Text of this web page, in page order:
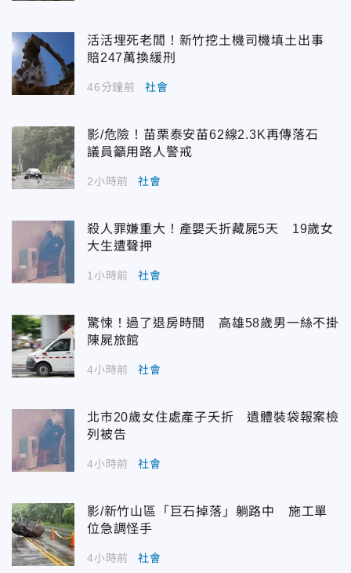
活活埋死老闆！新竹挖土機司機填土出事
賠247萬換緩刑
46分鐘前 社會
影/危險！苗栗泰安苗62線2.3K再傳落石
議員籲用路人警戒
2小時前 社會
殺人罪嫌重大！產嬰夭折藏屍5天 19歲女
大生遭聲押
1小時前 社會
驚悚！過了退房時間 高雄58歲男一絲不掛
陳屍旅館
4小時前 社會
北市20歲女住處產子夭折 遺體裝袋報案檢
列被告
4小時前 社會
影/新竹山區「巨石掉落」躺路中 施工單
位急調怪手
4小時前 社會